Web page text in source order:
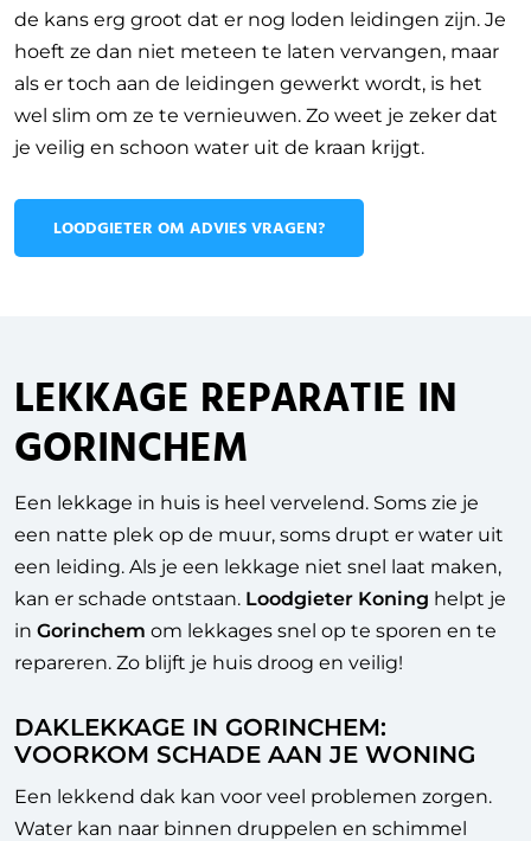
de kans erg groot dat er nog loden leidingen zijn. Je
hoeft ze dan niet meteen te laten vervangen, maar
als er toch aan de leidingen gewerkt wordt, is het
wel slim om ze te vernieuwen. Zo weet je zeker dat
je veilig en schoon water uit de kraan krijgt.
LOODGIETER OM ADVIES VRAGEN?
LEKKAGE REPARATIE IN
GORINCHEM
Een lekkage in huis is heel vervelend. Soms zie je
een natte plek op de muur, soms drupt er water uit
een leiding. Als je een lekkage niet snel laat maken,
kan er schade ontstaan. Loodgieter Koning helpt je
in Gorinchem om lekkages snel op te sporen en te
repareren. Zo blijft je huis droog en veilig!
DAKLEKKAGE IN GORINCHEM:
VOORKOM SCHADE AAN JE WONING
Een lekkend dak kan voor veel problemen zorgen.
Water kan naar binnen druppelen en schimmel